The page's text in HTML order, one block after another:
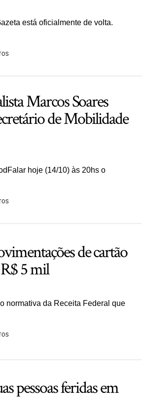
está oficialmente de volta.
Marcos Soares
de Mobilidade
hoje (14/10) às 20hs o
de cartão
5 mil
normativa da Receita Federal que
pessoas feridas em